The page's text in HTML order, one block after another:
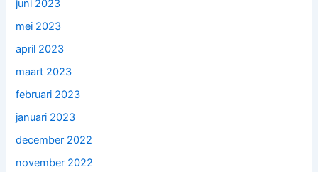
juni 2023
mei 2023
april 2023
maart 2023
februari 2023
januari 2023
december 2022
november 2022